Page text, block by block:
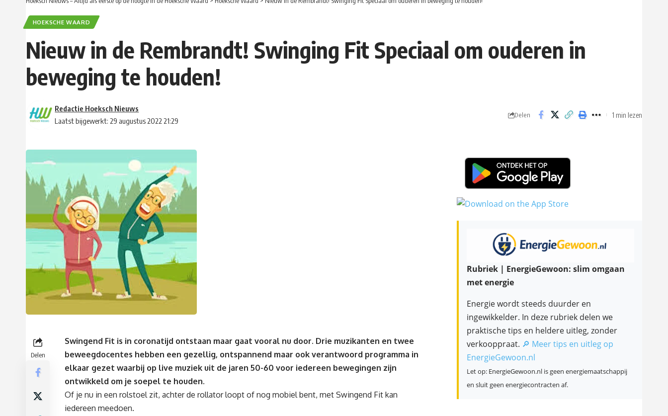
HOEKSCHE WAARD
Nieuw in de Rembrandt! Swinging Fit Speciaal om ouderen in
beweging te houden!
Laatst bijgewerkt: 29 augustus 2022 21:29
Redactie Hoeksch Nieuws
Delen 1 min lezen
Delen
Swingend Fit is in coronatijd ontstaan maar gaat vooral nu door. Drie muzikanten en twee
beweegdocentes hebben een gezellig, ontspannend maar ook verantwoord programma in
elkaar gezet waarbij op live muziek uit de jaren 50-60 voor iedereen bewegingen zijn
ontwikkeld om je soepel te houden.
Of je nu in een rolstoel zit, achter de rollator loopt of nog mobiel bent, met Swingend Fit kan
iedereen meedoen.
Rubriek | EnergieGewoon: slim omgaan
met energie
Energie wordt steeds duurder en
ingewikkelder. In deze rubriek delen we
praktische tips en heldere uitleg, zonder
verkooppraat. 🔎 Meer tips en uitleg op
EnergieGewoon.nl
Let op: EnergieGewoon.nl is geen energiemaatschappij
en sluit geen energiecontracten af.